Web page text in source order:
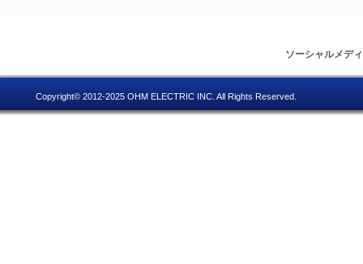
ソーシャルメデ
Copyright© 2012-2025 OHM ELECTRIC INC. All Rights Reserved.